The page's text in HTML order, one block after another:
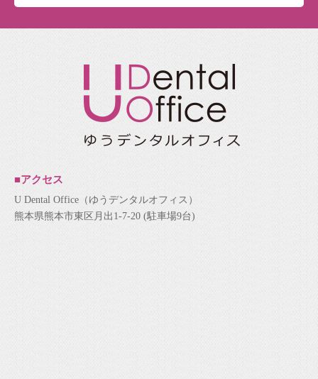
■アクセス
U Dental Office（ゆうデンタルオフィス）
熊本県熊本市東区月出1-7-20 (駐車場9台)